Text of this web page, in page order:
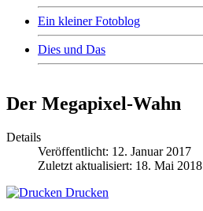
Ein kleiner Fotoblog
Dies und Das
Der Megapixel-Wahn
Details
Veröffentlicht: 12. Januar 2017
Zuletzt aktualisiert: 18. Mai 2018
Drucken